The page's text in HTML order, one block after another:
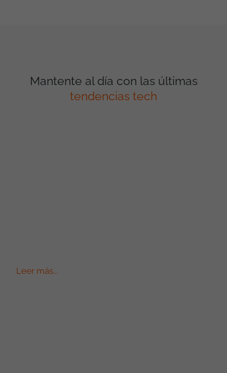
Mantente al día con las últimas
tendencias tech
Leer más...